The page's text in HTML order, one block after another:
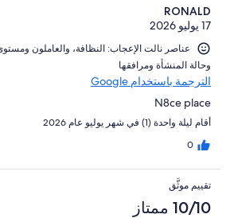
RONALD
17 يوليو 2026
و⁦حالة المنشأة ومرافقها⁩
الترجمة باستخدام Google
N8ce place
أقام ليلة واحدة (1) في شهر يوليو عام 2026
0
تقييم موثَّق
10/10 ممتاز